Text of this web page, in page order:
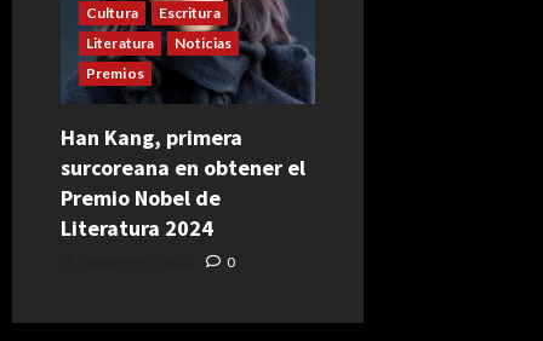
Cultura
Escritura
Literatura
Noticias
Premios
Han Kang, primera
surcoreana en obtener el
Premio Nobel de
Literatura 2024
0